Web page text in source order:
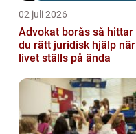
02 juli 2026
Advokat borås så hittar
du rätt juridisk hjälp när
livet ställs på ända